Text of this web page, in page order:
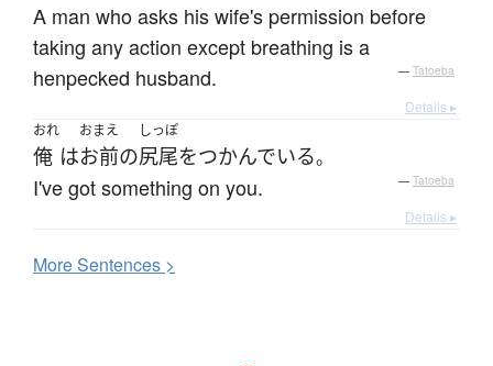
A man who asks his wife's permission before
taking any action except breathing is a
henpecked husband.
— Tatoeba
Details ▸
おれ
俺 は
おまえ
お前の
しっぽ
尻尾をつかんでいる。
I've got something on you. — Tatoeba
Details ▸
MoreSentences >